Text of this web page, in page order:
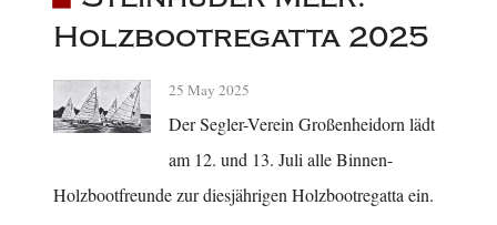
Holzbootregatta 2025
25 May 2025
Der Segler-Verein Großenheidorn lädt
am 12. und 13. Juli alle Binnen-
Holzbootfreunde zur diesjährigen Holzbootregatta ein.